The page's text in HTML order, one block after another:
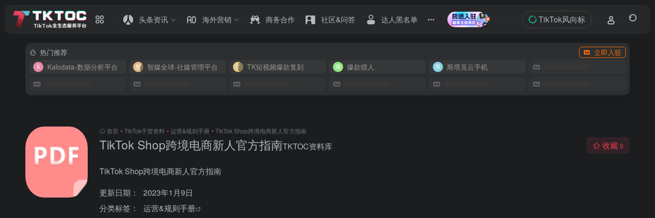
头条资讯 海外营销 商务合作 社区&问答 达人黑名单 TikTok风向标
热门推荐
立即入驻
Kalodata-数据分析平台
智媒全球-社媒管理平台 TK短视频爆款复刻 爆款猎人 斯塔克云手机
首页 • TikTok干货资料 • 运营&规则手册 • TikTok Shop跨境电商新人官方指南
TikTok Shop跨境电商新人官方指南TKTOC资料库 收藏 0
TikTok Shop跨境电商新人官方指南
更新日期：
2023年1月9日
分类标签：
运营&规则手册